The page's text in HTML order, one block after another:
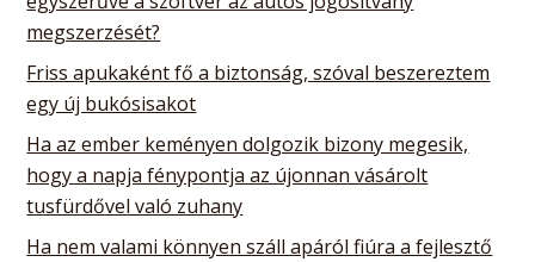
megszerzését?
Friss apukaként fő a biztonság, szóval beszereztem
egy új bukósisakot
Ha az ember keményen dolgozik bizony megesik,
hogy a napja fénypontja az újonnan vásárolt
tusfürdővel való zuhany
Ha nem valami könnyen száll apáról fiúra a fejlesztő